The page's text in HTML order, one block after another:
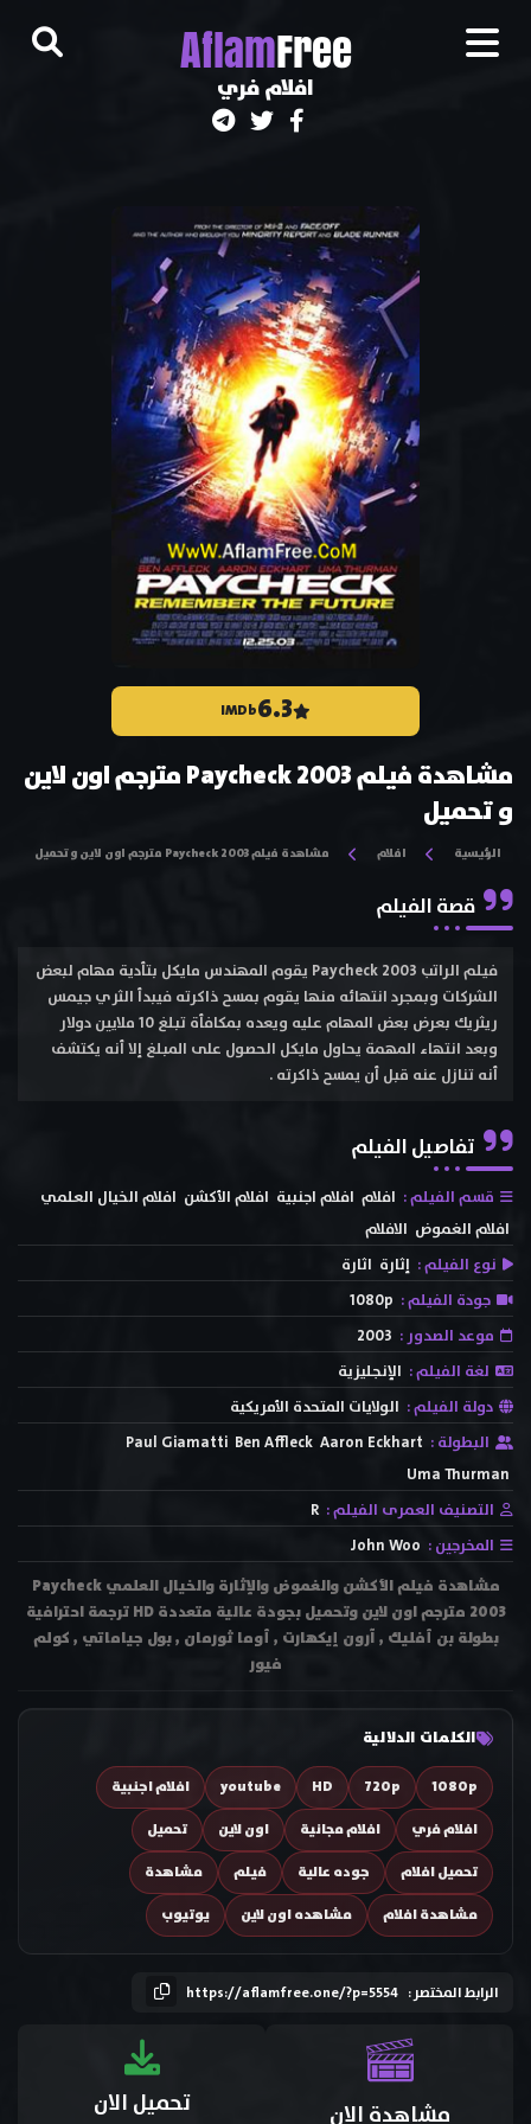
AflamFree
افلام فري
6.3
IMDb
مشاهدة فيلم Paycheck 2003 مترجم اون لاين
و تحميل
الرئيسية افلام مشاهدة فيلم Paycheck 2003 مترجم اون لاين و تحميل
قصة الفيلم
فيلم الراتب Paycheck 2003 يقوم المهندس مايكل بتأدية مهام لبعض
الشركات وبمجرد انتهائه منها يقوم بمسح ذاكرته فيبدأ الثري جيمس
ريثريك بعرض بعض المهام عليه ويعده بمكافأة تبلغ 10 ملايين دولار
وبعد انتهاء المهمة يحاول مايكل الحصول على المبلغ إلا أنه يكتشف
أنه تنازل عنه قبل أن يمسح ذاكرته .
تفاصيل الفيلم
قسم الفيلم : افلام افلام اجنبية افلام الأكشن افلام الخيال العلمي
افلام الغموض الافلام
نوع الفيلم : إثارة اثارة
جودة الفيلم : 1080p
موعد الصدور : 2003
لغة الفيلم : الإنجليزية
دولة الفيلم : الولايات المتحدة الأمريكية
البطولة : Aaron Eckhart
Ben Affleck
Paul Giamatti
Uma Thurman
التصنيف العمرى الفيلم : R
المخرجين : John Woo
مشاهدة فيلم الأكشن والغموض والإثارة والخيال العلمي Paycheck
2003 مترجم اون لاين وتحميل بجودة عالية متعددة HD ترجمة احترافية
بطولة بن أفليك , آرون إيكهارت , أوما ثورمان , بول جياماتي , كولم
فيور
الكلمات الدلالية
1080p
720p
HD
youtube
افلام اجنبية
افلام فري
افلام مجانية اون لاين
تحميل
تحميل افلام
جوده عالية فيلم
مشاهدة
مشاهدة افلام
مشاهده اون لاين يوتيوب
الرابط المختصر : https://aflamfree.one/?p=5554
مشاهدة الان تحميل الان